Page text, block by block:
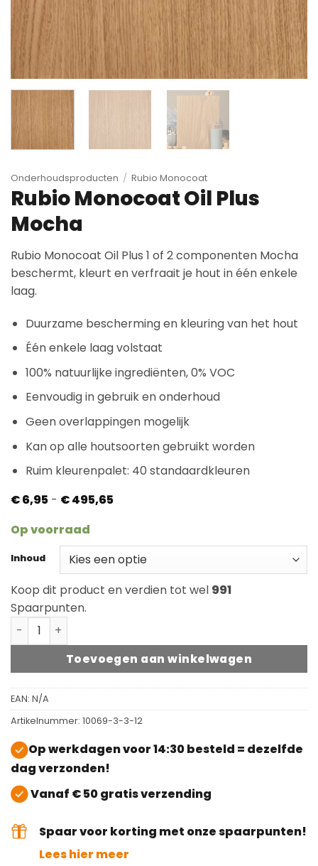
Onderhoudsproducten / Rubio Monocoat
Rubio Monocoat Oil Plus
Mocha
Rubio Monocoat Oil Plus 1 of 2 componenten Mocha
beschermt, kleurt en verfraait je hout in één enkele
laag.
Duurzame bescherming en kleuring van het hout
Één enkele laag volstaat
100% natuurlijke ingrediënten, 0% VOC
Eenvoudig in gebruik en onderhoud
Geen overlappingen mogelijk
Kan op alle houtsoorten gebruikt worden
Ruim kleurenpalet: 40 standaardkleuren
€6,95 - €495,65Prijsklasse:
Op voorraad
Inhoud
Koop dit product en verdien tot wel 991
Spaarpunten.
Rubio Monocoat Oil Plus Mocha aantal
Toevoegen aan winkelwagen
EAN: N/A
Artikelnummer: 10069-3-3-12
Op werkdagen voor 14:30 besteld = dezelfde
dag verzonden!
Vanaf € 50 gratis verzending
Spaar voor korting met onze spaarpunten!
Lees hier meer